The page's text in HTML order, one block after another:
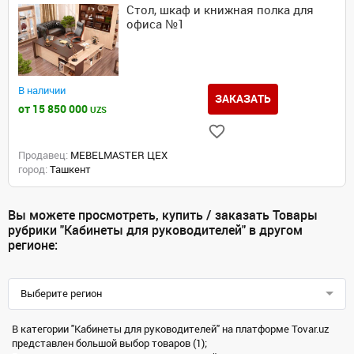
Стол, шкаф и книжная полка для
офиса №1
В наличии
от 15 850 000 UZS
ЗАКАЗАТЬ
Продавец: MEBELMASTER ЦЕХ
город: Ташкент
Вы можете просмотреть, купить / заказать Товары
рубрики "Кабинеты для руководителей" в другом
регионе:
Выберите регион
В категории "Кабинеты для руководителей" на платформе Tovar.uz
представлен большой выбор товаров (1);